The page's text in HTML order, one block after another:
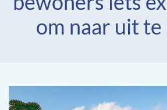
om naar uit te